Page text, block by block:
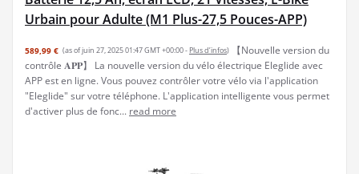
Urbain pour Adulte (M1 Plus-27,5 Pouces-APP)
589,99 € (as of juin 27, 2025 01:47 GMT +00:00 - Plus d’infos)
【Nouvelle version du
contrôle 𝐀𝐏𝐏】 La nouvelle version du vélo électrique Eleglide avec
APP est en ligne. Vous pouvez contrôler votre vélo via l'application
"Eleglide" sur votre téléphone. L'application intelligente vous permet
d'activer plus de fonc... read more